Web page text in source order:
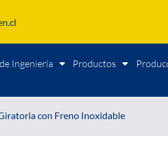
Ingeniería Productos
con Freno Inoxidable